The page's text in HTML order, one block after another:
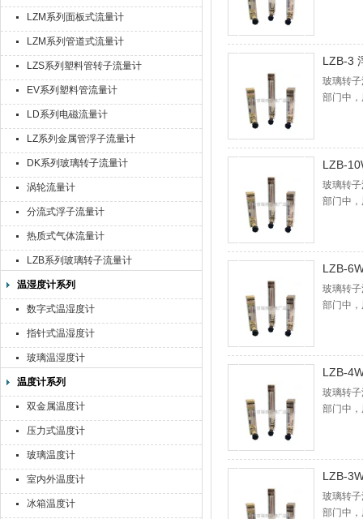
LZM系列面板式流量计
LZM系列管道式流量计
LZS系列塑料管转子流量计
EV系列塑料管流量计
LD系列电磁流量计
LZ系列金属管浮子流量计
DK系列玻璃转子流量计
涡轮流量计
分流式浮子流量计
热质式气体流量计
LZB系列玻璃转子流量计
温湿度计系列
数字式温湿度计
指针式温湿度计
玻璃温湿度计
温度计系列
双金属温度计
压力式温度计
玻璃温度计
室内外温度计
冰箱温度计
LZB-3
玻璃转
部门中
LZB-
玻璃转
部门中
LZB-
玻璃转
部门中
LZB-
玻璃转
部门中
LZB-
玻璃转
部门中